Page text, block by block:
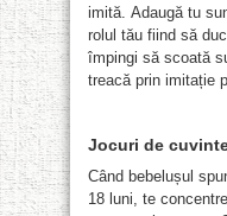
imită. Adaugă tu
rolul tău fiind să
împingi să scoată
treacă prin imitație
Jocuri de
Când bebelușul
18 luni, te